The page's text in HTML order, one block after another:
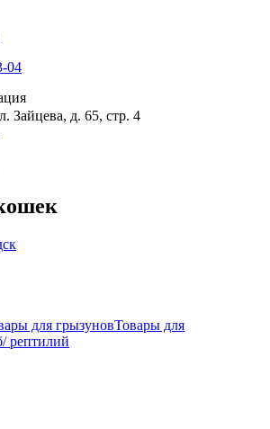
04
Зайцева, д. 65, стр. 4
для грызуновТовары для
рептилий